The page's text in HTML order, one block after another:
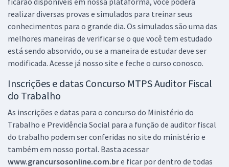
realizar diversas provas e simulados para treinar seus
conhecimentos para o grande dia. Os simulados são uma das
melhores maneiras de verificar se o que você tem estudado
está sendo absorvido, ou se a maneira de estudar deve ser
modificada. Acesse já nosso site e feche o curso conosco.
Inscrições e datas Concurso MTPS Auditor Fiscal
do Trabalho
As inscrições e datas para o concurso do Ministério do
Trabalho e Previdência Social para a função de auditor fiscal
do trabalho podem ser conferidas no site do ministério e
também em nosso portal. Basta acessar
www.grancursosonline.com.bre ficar por dentro de todas